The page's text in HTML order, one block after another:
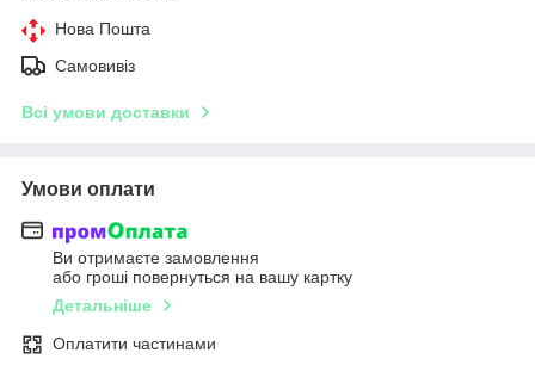
Нова Пошта
Самовивіз
Всі умови доставки
Умови оплати
Ви отримаєте замовлення
або гроші повернуться на вашу картку
Детальніше
Оплатити частинами